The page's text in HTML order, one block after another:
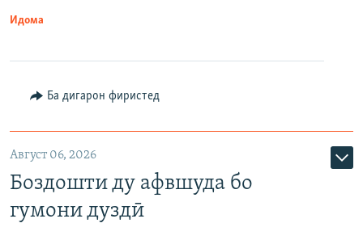
Идома
Ба дигарон фиристед
Август 06, 2026
Боздошти ду афвшуда бо
гумони дуздӣ